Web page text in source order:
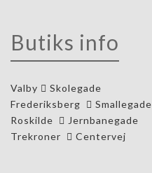
Butiks info
Valby
Skolegade
Frederiksberg
Smallegade
Roskilde
Jernbanegade
Trekroner
Centervej